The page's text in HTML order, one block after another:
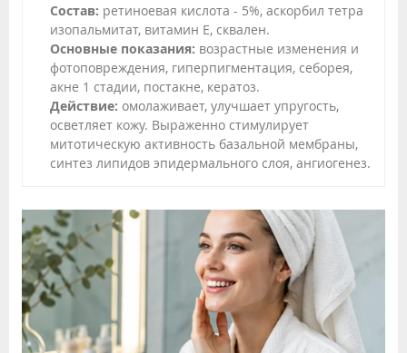
Состав: ретиноевая кислота - 5%, аскорбил тетра
изопальмитат, витамин Е, сквален.
Основные показания: возрастные изменения и
фотоповреждения, гиперпигментация, себорея,
акне 1 стадии, постакне, кератоз.
Действие: омолаживает, улучшает упругость,
осветляет кожу. Выраженно стимулирует
митотическую активность базальной мембраны,
синтез липидов эпидермального слоя, ангиогенез.